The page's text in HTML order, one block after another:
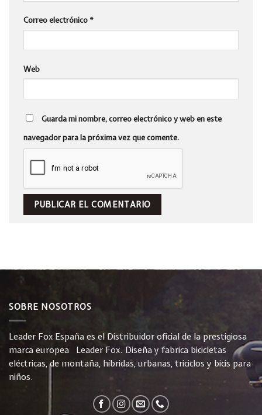
Correo electrónico *
Web
Guarda mi nombre, correo electrónico y web en este
navegador para la próxima vez que comente.
SOBRE NOSOTROS
Leader Fox España es el Distribuidor oficial de la prestigiosa
marca europea Leader Fox. Diseña y fabrica bicicletas
eléctricas, de montaña, híbridas, urbanas, triciclos y bicis para
niños.